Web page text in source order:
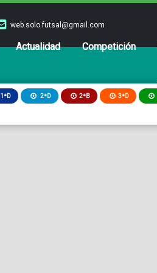
web.solo.futsal@gmail.com
Actualidad Competición
1ªD 2ªD 2ªB 3ªD